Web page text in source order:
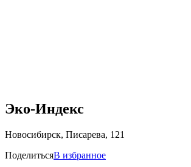
Эко-Индекс
Новосибирск, Писарева, 121
ПоделитьсяВ избранное